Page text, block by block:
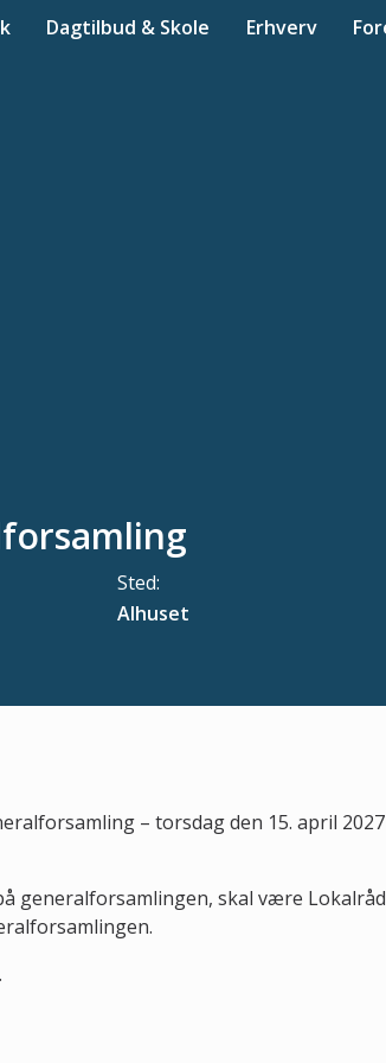
Dagtilbud & Skole Erhverv
Sted:
Alhuset
– torsdag den 15. april
generalforsamlingen, skal være